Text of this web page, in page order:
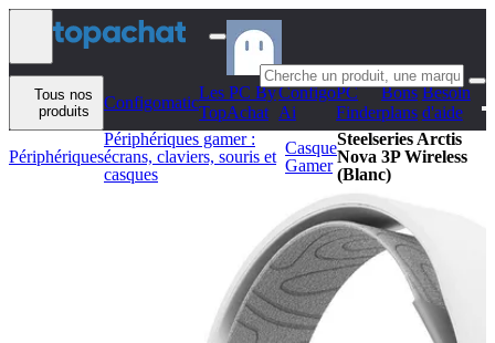
Aller au contenu
Tous nos
produits
Configomatic
Les PC By
TopAchat
Configo
Ai
PC
Finder
Bons
plans
Besoin
d'aide
Périphériques
Périphériques gamer :
écrans, claviers, souris et
casques
Casque
Gamer
Steelseries Arctis
Nova 3P Wireless
(Blanc)